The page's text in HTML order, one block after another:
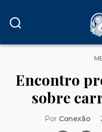
Encontro
sobre
Por Conexão